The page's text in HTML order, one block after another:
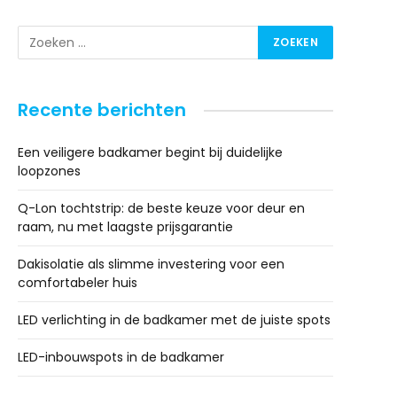
Recente berichten
Een veiligere badkamer begint bij duidelijke
loopzones
Q-Lon tochtstrip: de beste keuze voor deur en
raam, nu met laagste prijsgarantie
Dakisolatie als slimme investering voor een
comfortabeler huis
LED verlichting in de badkamer met de juiste spots
LED-inbouwspots in de badkamer